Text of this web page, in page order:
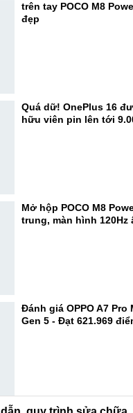
trên tay POCO M8
đẹp
Quá dữ! OnePlus 16
hữu viên pin lên tới
Mở hộp POCO M8
trung, màn hình 120Hz
Đánh giá OPPO A7 Pro
Gen 5 - Đạt 621.969